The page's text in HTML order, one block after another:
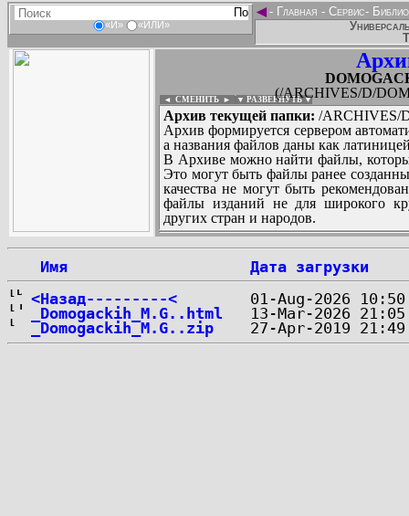
«И» «ИЛИ»
◄- Главная - Сервис-
(/ARCHIVES/D/
◄ СМЕНИТЬ ► ▼ РАЗВЕРНУТЬ ▼
Архив текущей папки: /ARCHIVES/
Архив формируется сервером
а названия файлов даны как
В Архиве можно найти файлы,
Это могут быть файлы ранее
качества не могут быть
файлы изданий не для широкого
других стран и народов.
Имя
Дата загрузки
<Назад---------<
_Domogackih_M.G..html
_Domogackih_M.G..zip